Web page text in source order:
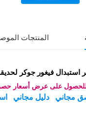
المنتجات
استبدال فيغور جوكر
للحصول على عرض أسعار
مجاني دليل مجاني